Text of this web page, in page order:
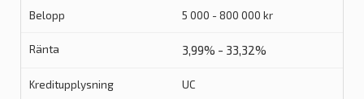
5 000 - 800 000 kr
3,99% - 33,32%
UC